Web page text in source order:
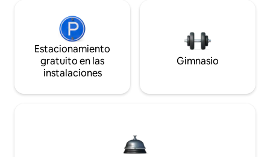
Estacionamiento
gratuito en las
instalaciones
Gimnasio